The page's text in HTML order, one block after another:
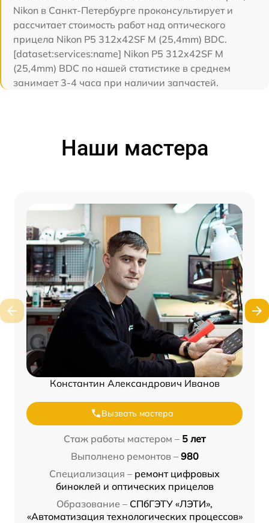
Nikon в Санкт-Петербурге проконсультирует и
рассчитает стоимость работ над оптического
прицела Nikon P5 312x42SF M (25,4mm) BDC.
[dataset:services:name] Nikon P5 312x42SF M
(25,4mm) BDC по нашей статистике в среднем
занимает 3-4 часа при наличии запчастей.
Наши мастера
Константин Александрович Иванов
Вызвать мастера
Стаж работы мастером – 5 лет
Выполнено ремонтов – 980
Специализация – ремонт цифровых
биноклей и оптических прицелов
Образование – СПбГЭТУ «ЛЭТИ»,
«Автоматизация технологических процессов»